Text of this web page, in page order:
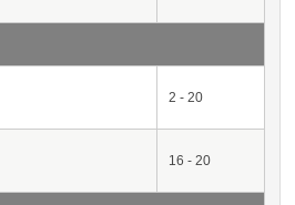
2 - 20
16 - 20